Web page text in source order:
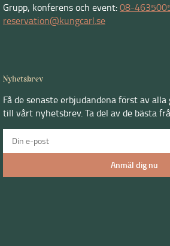
Grupp, konferens och event:08-
reservation@kungcarl.se
Nyhetsbrev
Få de senaste erbjudandena först av
till vårt nyhetsbrev. Ta del av de bästa